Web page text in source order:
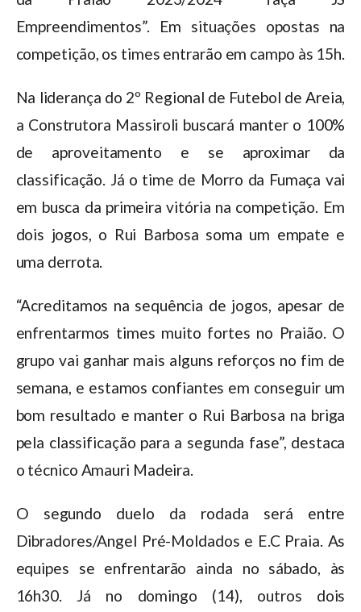
Empreendimentos”. Em situações opostas na
competição, os times entrarão em campo às 15h.
Na liderança do 2º Regional de Futebol de Areia,
a Construtora Massiroli buscará manter o 100%
de aproveitamento e se aproximar da
classificação. Já o time de Morro da Fumaça vai
em busca da primeira vitória na competição. Em
dois jogos, o Rui Barbosa soma um empate e
uma derrota.
“Acreditamos na sequência de jogos, apesar de
enfrentarmos times muito fortes no Praião. O
grupo vai ganhar mais alguns reforços no fim de
semana, e estamos confiantes em conseguir um
bom resultado e manter o Rui Barbosa na briga
pela classificação para a segunda fase”, destaca
o técnico Amauri Madeira.
O segundo duelo da rodada será entre
Dibradores/Angel Pré-Moldados e E.C Praia. As
equipes se enfrentarão ainda no sábado, às
16h30. Já no domingo (14), outros dois